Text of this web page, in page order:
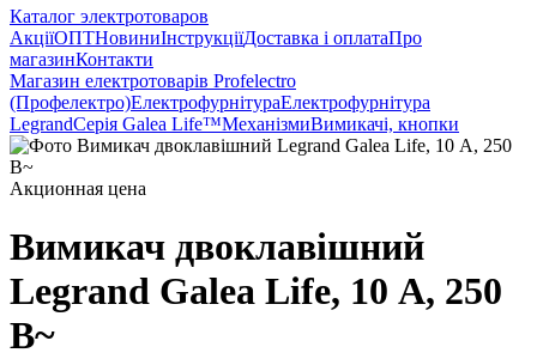
Каталог электротоваров
АкціїОПТНовиниІнструкціїДоставка і оплатаПро
магазинКонтакти
Магазин електротоварів Profelectro
(Профелектро)ЕлектрофурнітураЕлектрофурнітура
LegrandСерія Galea Life™МеханізмиВимикачі, кнопки
Акционная цена
Вимикач двоклавішний
Legrand Galea Life, 10 А, 250
В~